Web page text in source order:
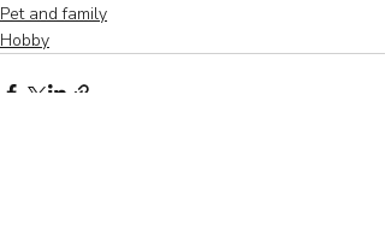
Pet and family
Hobby